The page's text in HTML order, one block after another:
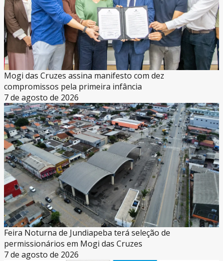
Mogi das Cruzes assina manifesto com dez
compromissos pela primeira infância
7 de agosto de 2026
Feira Noturna de Jundiapeba terá seleção de
permissionários em Mogi das Cruzes
7 de agosto de 2026